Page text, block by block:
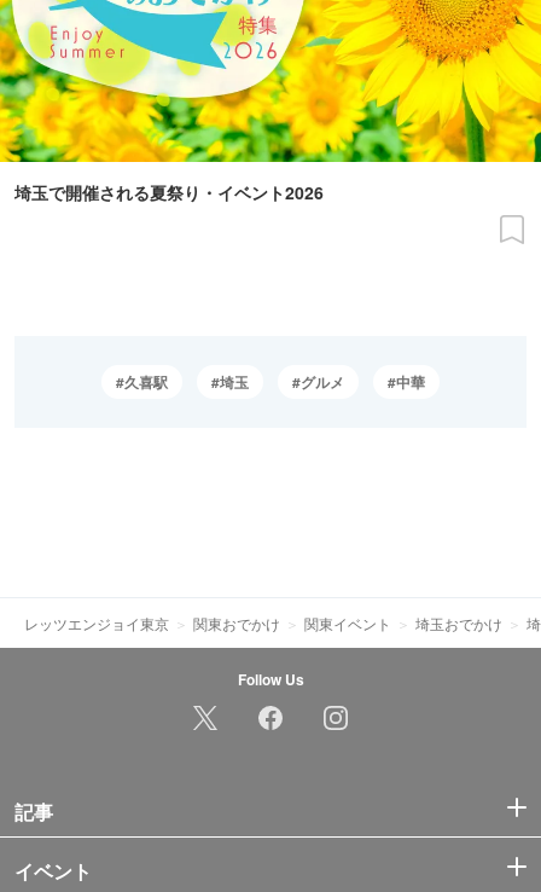
埼玉で開催される夏祭り・イベント2026
久喜駅 埼玉 グルメ 中華
レッツエンジョイ東京 関東おでかけ 関東イベント 埼玉おでかけ
Follow Us
記事
イベント